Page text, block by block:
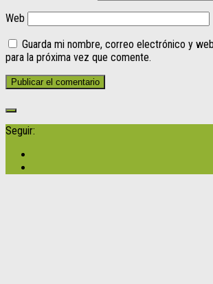
Web
Guarda mi nombre, correo electrónico y
para la próxima vez que comente.
Seguir: